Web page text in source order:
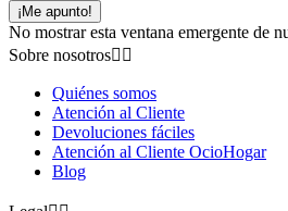
¡Me apunto!
No mostrar esta ventana emergente de
Sobre nosotros 
Quiénes somos
Atención al Cliente
Devoluciones fáciles
Atención al Cliente OcioHogar
Blog